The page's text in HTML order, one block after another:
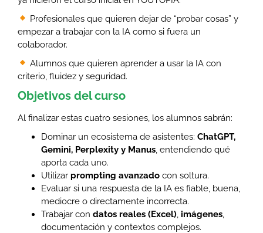
Profesionales que quieren dejar de “probar cosas” y
empezar a trabajar con la IA como si fuera un
colaborador.
Alumnos que quieren aprender a usar la IA con
criterio, fluidez y seguridad.
Objetivos del curso
Al finalizar estas cuatro sesiones, los alumnos sabrán:
Dominar un ecosistema de asistentes: ChatGPT,
Gemini, Perplexity y Manus , entendiendo qué
aporta cada uno.
Utilizar prompting avanzado con soltura.
Evaluar si una respuesta de la IA es fiable, buena,
mediocre o directamente incorrecta.
Trabajar con datos reales (Excel) imágenes
documentación y contextos complejos.